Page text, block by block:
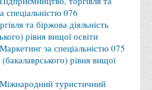
та насиллю
збройної агресії РФ проти
їй?
війни
спеціальністю 076
та біржова діяльність
рівня вищої освіти
за спеціальністю 075
рівня вищої
туристичний